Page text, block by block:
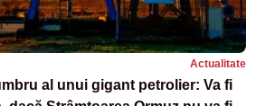
Actualitate
al unui gigant petrolier: Va fi